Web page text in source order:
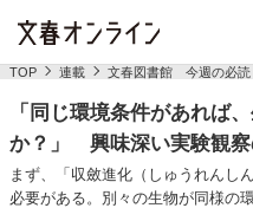
TOP 連載 文春図書館 今週の必読
「同じ環境条件があれば
か？」 興味深い実験観察
まず、「収斂進化（しゅうれんし
必要がある。別々の生物が同様の